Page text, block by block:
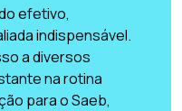
efetivo,
indispensável.
a diversos
na rotina
para o Saeb,